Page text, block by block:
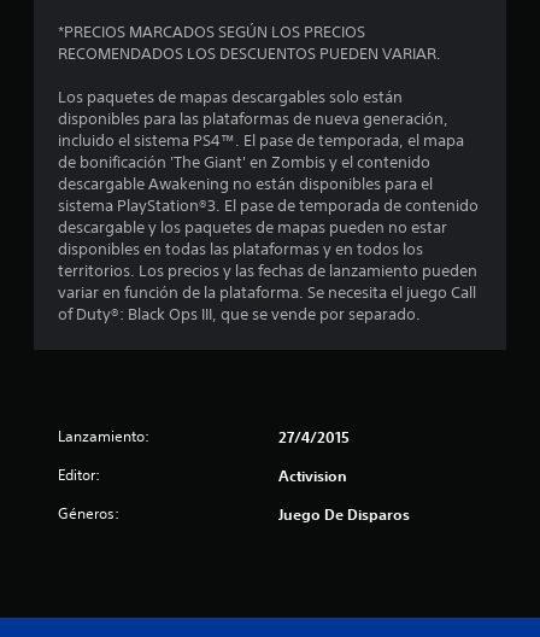
s
*PRECIOS MARCADOS SEGÚN LOS PRECIOS
RECOMENDADOS LOS DESCUENTOS PUEDEN VARIAR.
Los paquetes de mapas descargables solo están
disponibles para las plataformas de nueva generación,
incluido el sistema PS4™. El pase de temporada, el mapa
de bonificación 'The Giant' en Zombis y el contenido
descargable Awakening no están disponibles para el
sistema PlayStation®3. El pase de temporada de contenido
descargable y los paquetes de mapas pueden no estar
disponibles en todas las plataformas y en todos los
territorios. Los precios y las fechas de lanzamiento pueden
variar en función de la plataforma. Se necesita el juego Call
of Duty®: Black Ops III, que se vende por separado.
Lanzamiento: 27/4/2015
Editor: Activision
Géneros: Juego De Disparos